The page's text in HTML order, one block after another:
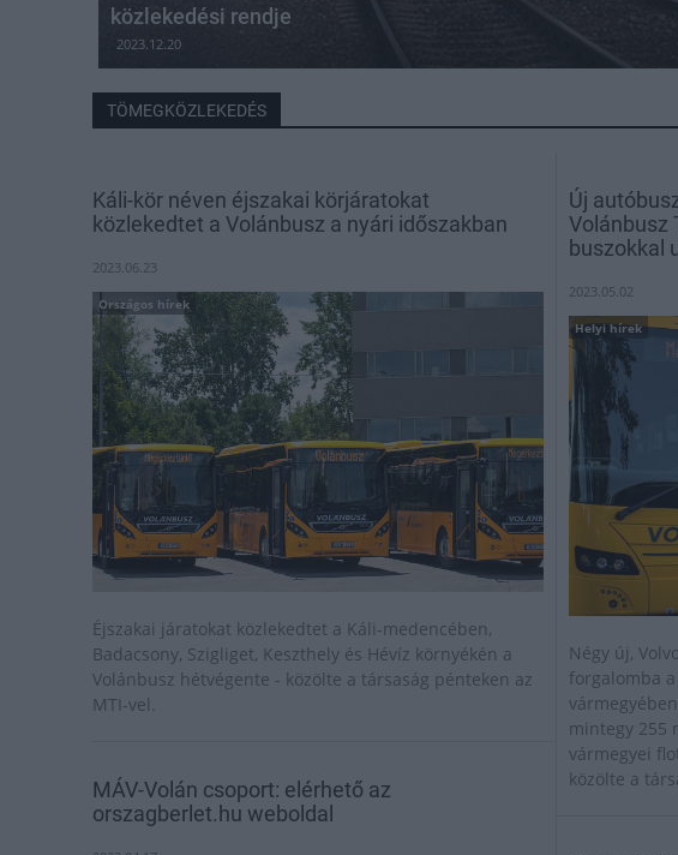
közlekedési rendje
2023.12.20
TÖMEGKÖZLEKEDÉS
Káli-kör néven éjszakai körjáratokat
közlekedtet a Volánbusz a nyári időszakban
2023.06.23
Országos hírek
Éjszakai járatokat közlekedtet a Káli-medencében,
Badacsony, Szigliget, Keszthely és Hévíz környékén a
Volánbusz hétvégente - közölte a társaság pénteken az
MTI-vel.
MÁV-Volán csoport: elérhető az
orszagberlet.hu weboldal
Új
Volánbusz
buszokkal
2023.05.02
Helyi hírek
Négy új,
forgalomba
mintegy 255
vármegyei
közölte a